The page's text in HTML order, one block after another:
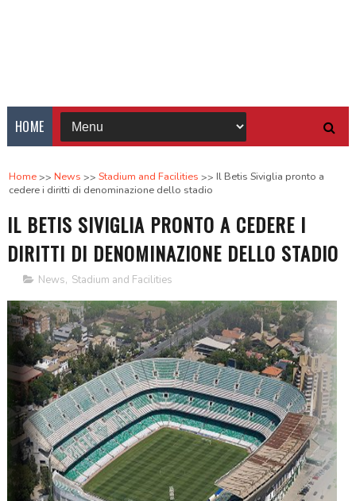
HOME
Home News Stadium and Facilities
Il Betis Siviglia pronto a
cedere i diritti di denominazione dello stadio
IL BETIS SIVIGLIA PRONTO A CEDERE I
DIRITTI DI DENOMINAZIONE DELLO STADIO
News, Stadium and Facilities